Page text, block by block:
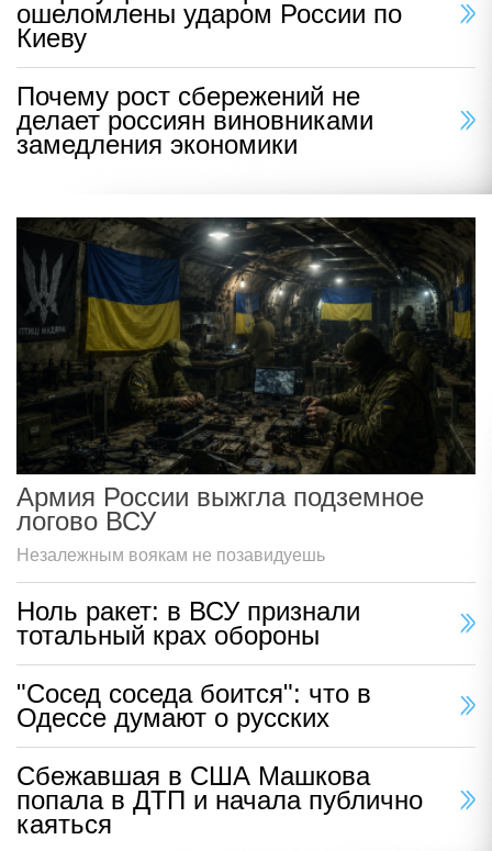
ошеломлены ударом России по
Киеву
Почему рост сбережений не
делает россиян виновниками
замедления экономики
Армия России выжгла подземное
логово ВСУ
Незалежным воякам не позавидуешь
Ноль ракет: в ВСУ признали
тотальный крах обороны
"Сосед соседа боится": что в
Одессе думают о русских
Сбежавшая в США Машкова
попала в ДТП и начала публично
каяться